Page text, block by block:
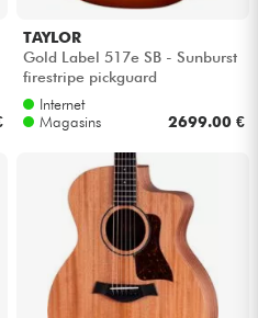
TAYLOR
Gold Label 517e SB - Sunburst
firestripe pickguard
Internet
Magasins
2699.00 €